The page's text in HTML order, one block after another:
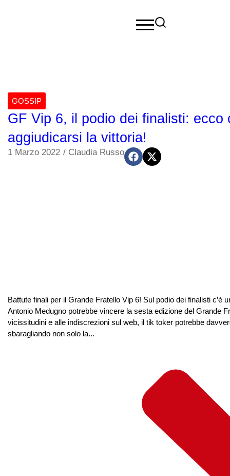
GOSSIP
GF Vip 6, il podio dei finalisti: ecco
aggiudicarsi la vittoria!
1 Marzo 2022 / Claudia Russo
Battute finali per il Grande Fratello Vip 6! Sul podio dei finalisti c’è
Antonio Medugno potrebbe vincere la sesta edizione del Grande
vicissitudini e alle indiscrezioni sul web, il tik toker potrebbe
sbaragliando non solo la...